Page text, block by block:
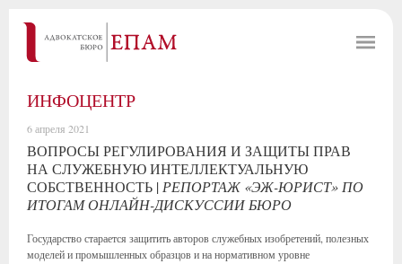
ИНФОЦЕНТР
6 апреля 2021
ВОПРОСЫ РЕГУЛИРОВАНИЯ И ЗАЩИТЫ ПРАВ
НА СЛУЖЕБНУЮ ИНТЕЛЛЕКТУАЛЬНУЮ
СОБСТВЕННОСТЬ | РЕПОРТАЖ «ЭЖ-ЮРИСТ» ПО
ИТОГАМ ОНЛАЙН-ДИСКУССИИ БЮРО
Государство старается защитить авторов служебных изобретений, полезных
моделей и промышленных образцов и на нормативном уровне